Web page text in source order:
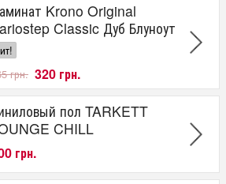
Krono Original
Classic Дуб Блуноут
грн. 320 грн.
пол TARKETT
CHILL
грн.